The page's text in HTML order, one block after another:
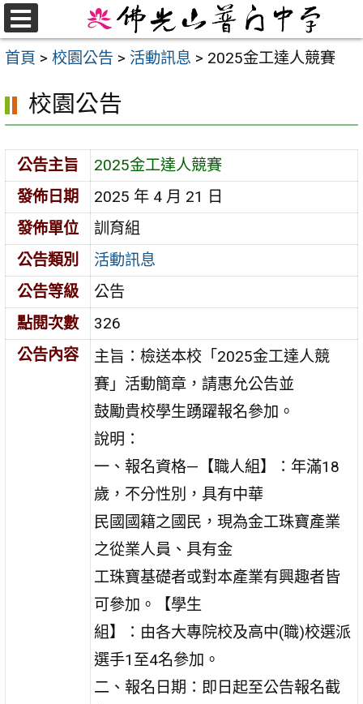
跳
至
主首頁 > 校園公告 > 活動訊息 > 2025金工達人競賽
校園公告
公告主旨
2025金工達人競賽
發佈日期
2025 年 4 月 21 日
發佈單位
訓育組
公告類別
活動訊息
公告等級
公告
點閱次數
326
公告內容
主旨：檢送本校「2025金工達人競
賽」活動簡章，請惠允公告並
鼓勵貴校學生踴躍報名參加。
說明：
一、報名資格—【職人組】：年滿18
歲，不分性別，具有中華
民國國籍之國民，現為金工珠寶產業
之從業人員、具有金
工珠寶基礎者或對本產業有興趣者皆
可參加。【學生
組】：由各大專院校及高中(職)校選派
選手1至4名參加。
二、報名日期：即日起至公告報名截
選
單